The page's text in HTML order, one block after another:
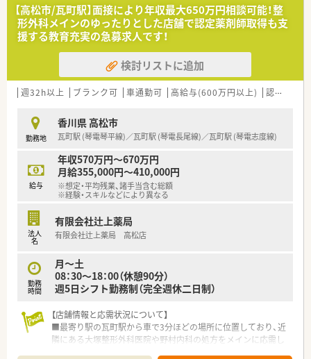
【こんな方にオススメ】
■年収アップやキャリアアップを目指しており、自身の能力を正
当に評価してほしい方に適しています。
■漢方薬に興味があり、珍しい煎じ器を活用した漢方相談業務に
積極的に携わりたい方に最適です。
■地域密着型の薬局で、患者様との関係性を大切にしながら長く
勤務したいと考えている方におすすめです。
【高松市/瓦町駅】面接により年収最大650万円相談可能！整
形外科メインのゆったりとした店舗で認定薬剤師取得も支
援する教育充実の急募求人です！
検討リストに追加
週32h以上 ブランク可 車通勤可 高給与(600万円以上) 認定薬剤師取得支援あり
勤務地
香川県 高松市
瓦町駅 (琴電琴平線)／瓦町駅 (琴電長尾線)／瓦町駅 (琴電志度線)
給与
年収570万円～670万円
月給355,000円～410,000円
※想定・平均残業、諸手当含む総額
※経験・スキルなどにより異なる
法人
名
有限会社辻上薬局
有限会社辻上薬局 高松店
勤務
時間
月～土
08：30～18：00（休憩90分）
週5日シフト勤務制（完全週休二日制）
【店舗情報と応需状況について】
■最寄り駅の瓦町駅から車で3分ほどの場所に位置しており、近
隣にある大塚整形外科医院や野村内科の処方をメインに応需し